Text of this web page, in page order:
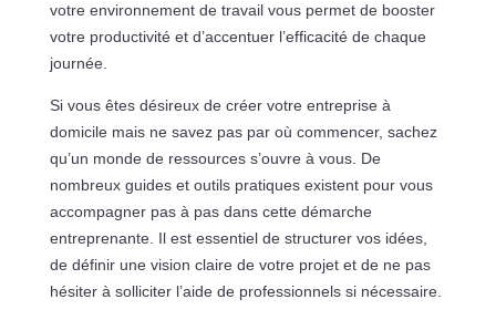
votre environnement de travail vous permet de booster
votre productivité et d’accentuer l’efficacité de chaque
journée.
Si vous êtes désireux de créer votre entreprise à
domicile mais ne savez pas par où commencer, sachez
qu’un monde de ressources s’ouvre à vous. De
nombreux guides et outils pratiques existent pour vous
accompagner pas à pas dans cette démarche
entreprenante. Il est essentiel de structurer vos idées,
de définir une vision claire de votre projet et de ne pas
hésiter à solliciter l’aide de professionnels si nécessaire.